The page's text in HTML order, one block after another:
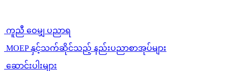
ကူညီ ဝေမျှ ပညာရ
MOEP နှင့်သက်ဆိုင်သည့် နည်းပညာစာအုပ်များ
ဆောင်းပါးများ